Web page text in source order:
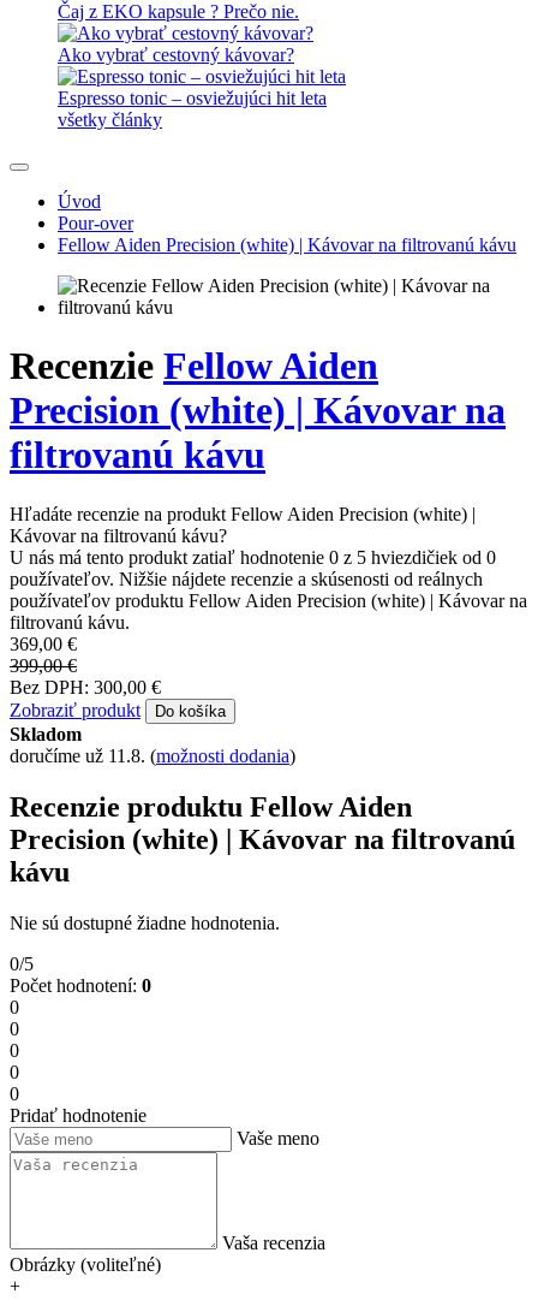
Čaj z EKO kapsule ? Prečo nie.
Ako vybrať cestovný kávovar?
Espresso tonic – osviežujúci hit leta
všetky články
Úvod
Pour-over
Fellow Aiden Precision (white) | Kávovar na filtrovanú kávu
Recenzie Fellow Aiden
Precision (white) | Kávovar na
filtrovanú kávu
Hľadáte recenzie na produkt Fellow Aiden Precision (white) |
Kávovar na filtrovanú kávu?
U nás má tento produkt zatiaľ hodnotenie 0 z 5 hviezdičiek od 0
používateľov. Nižšie nájdete recenzie a skúsenosti od reálnych
používateľov produktu Fellow Aiden Precision (white) | Kávovar na
filtrovanú kávu.
369,00 €
399,00 €
Bez DPH: 300,00 €
Zobraziť produkt
Do košíka
Skladom
doručíme už 11.8. (možnosti dodania)
Recenzie produktu Fellow Aiden
Precision (white) | Kávovar na filtrovanú
kávu
Nie sú dostupné žiadne hodnotenia.
0/5
Počet hodnotení: 0
0
0
0
0
0
Pridať hodnotenie
Vaše meno
Vaša recenzia
Obrázky (voliteľné)
+